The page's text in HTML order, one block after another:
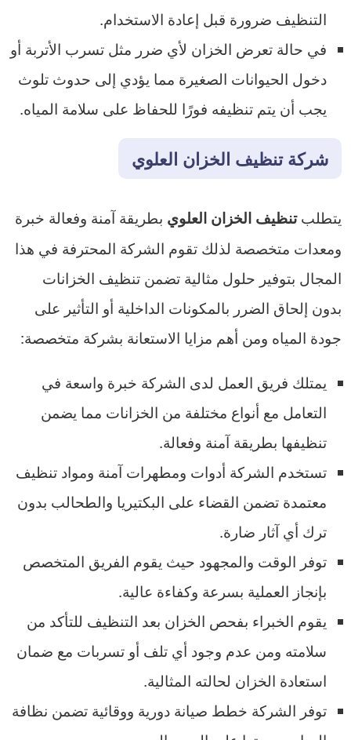
التنظيف ضرورة قبل إعادة الاستخدام.
في حالة تعرض الخزان لأي ضرر مثل تسرب الأتربة أو
دخول الحيوانات الصغيرة مما يؤدي إلى حدوث تلوث
يجب أن يتم تنظيفه فورًا للحفاظ على سلامة المياه.
شركة تنظيف الخزان العلوي
يتطلبتنظيف الخزان العلوي بطريقة آمنة وفعالة خبرة
ومعدات متخصصة لذلك تقوم الشركة المحترفة في هذا
المجال بتوفير حلول مثالية تضمن تنظيف الخزانات
بدون إلحاق الضرر بالمكونات الداخلية أو التأثير على
جودة المياه ومن أهم مزايا الاستعانة بشركة متخصصة:
يمتلك فريق العمل لدى الشركة خبرة واسعة في
التعامل مع أنواع مختلفة من الخزانات مما يضمن
تنظيفها بطريقة آمنة وفعالة.
تستخدم الشركة أدوات ومطهرات آمنة ومواد تنظيف
معتمدة تضمن القضاء على البكتيريا والطحالب بدون
ترك أي آثار ضارة.
توفر الوقت والمجهود حيث يقوم الفريق المتخصص
بإنجاز العملية بسرعة وكفاءة عالية.
يقوم الخبراء بفحص الخزان بعد التنظيف للتأكد من
سلامته ومن عدم وجود أي تلف أو تسربات مع ضمان
استعادة الخزان لحالته المثالية.
توفر الشركة خطط صيانة دورية ووقائية تضمن نظافة